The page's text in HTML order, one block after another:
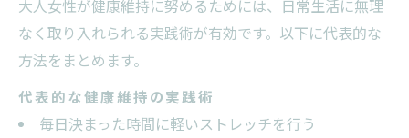
大人女性が健康維持に努めるためには、日常生活に無理
なく取り入れられる実践術が有効です。以下に代表的な
方法をまとめます。
代表的な健康維持の実践術
毎日決まった時間に軽いストレッチを行う